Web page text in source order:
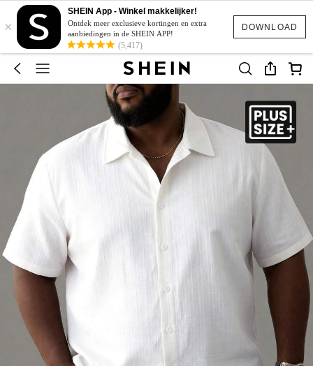
DOWNLOAD
×
SHEIN App - Winkel makkelijker!
Ontdek meer exclusieve kortingen en extra
aanbiedingen in de SHEIN APP!
(5,417)